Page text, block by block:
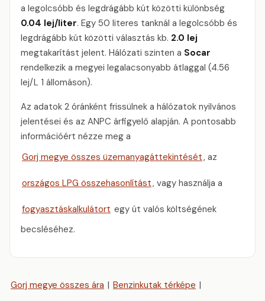
a legolcsóbb és legdrágább kút közötti különbség
0.04 lej/liter. Egy 50 literes tanknál a legolcsóbb és
legdrágább kút közötti választás kb. 2.0 lej
megtakarítást jelent. Hálózati szinten a Socar
rendelkezik a megyei legalacsonyabb átlaggal (4.56
lej/L 1 állomáson).
Az adatok 2 óránként frissülnek a hálózatok nyilvános
jelentései és az ANPC árfigyelő alapján. A pontosabb
információért nézze meg a
Gorj megye összes üzemanyagáttekintését, az
országos LPG összehasonlítást, vagy használja a
fogyasztáskalkulátort egy út valós költségének
becsléséhez.
Gorj megye összes ára | Benzinkutak térképe |